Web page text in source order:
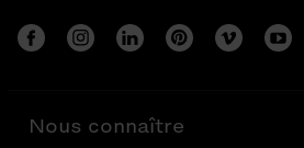
Nous connaître